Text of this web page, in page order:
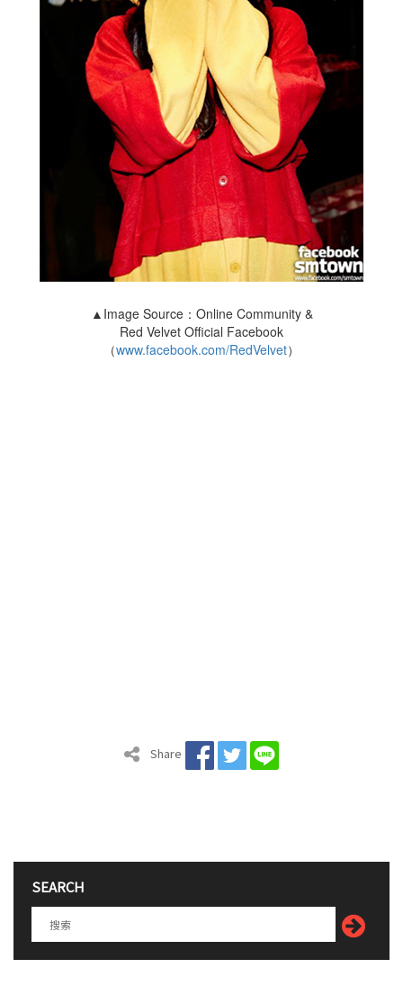
▲Image Source：Online Community &
Red Velvet Official Facebook
（www.facebook.com/RedVelvet）
Share
SEARCH